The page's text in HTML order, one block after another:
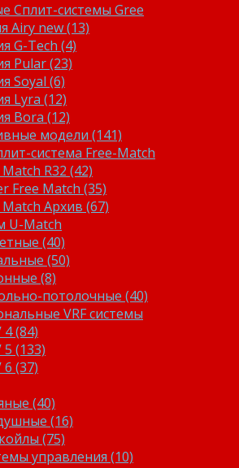
Сплит-системы Gree
Airy new (13)
G-Tech (4)
Pular (23)
Soyal (6)
Lyra (12)
Bora (12)
модели (141)
система Free-Match
R32 (42)
Free Match (35)
Match Архив (67)
U-Match
(40)
(50)
(8)
потолочные (40)
VRF системы
4 (84)
5 (133)
6 (37)
(40)
(16)
(75)
управления (10)